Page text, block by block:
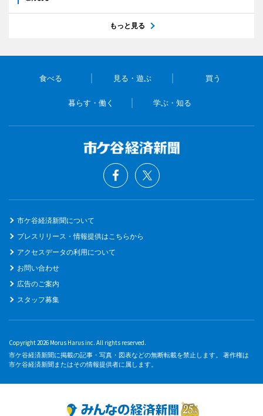
もっと見る
食べる 見る・遊ぶ 買う
暮らす・働く 学ぶ・知る
市ケ谷経済新聞について
プレスリリース・情報提供はこちらから
アクセスデータの利用について
お問い合わせ
広告のご案内
スタッフ募集
Copyright 2026 Morus Harus inc. All rights reserved.
市ケ谷経済新聞に掲載の記事・写真・図表などの無断転載を禁止します。 著作権は
市ケ谷経済新聞またはその情報提供者に属します。